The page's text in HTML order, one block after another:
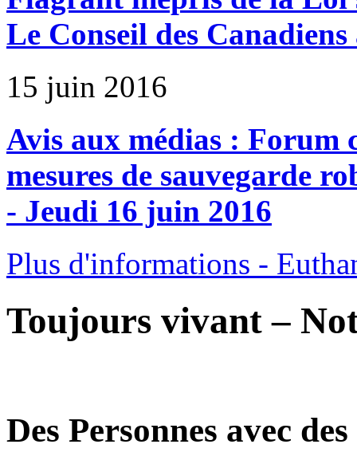
Le Conseil des
15 juin 2016
Avis aux médias : Forum
mesures de sauvegarde
- Jeudi 16 juin 2016
Plus d'informations -
Toujours vivant –
Des Personnes avec